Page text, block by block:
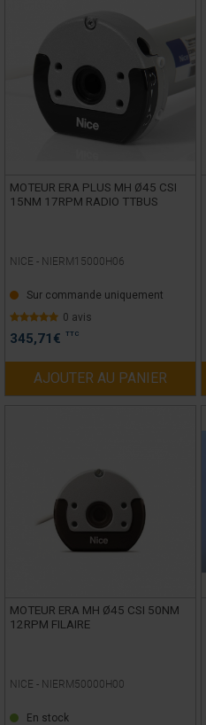
MOTEUR ERA PLUS MH Ø45 CSI
15NM 17RPM RADIO TTBUS
NICE - NIERM15000H06
Sur commande uniquement
0 avis
345,71 € TTC
AJOUTER AU PANIER
MOTEUR ERA MH Ø45 CSI 50NM
12RPM FILAIRE
NICE - NIERM50000H00
En stock